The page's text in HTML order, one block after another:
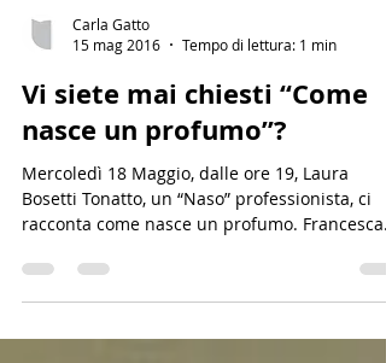
Carla Gatto
Vi siete mai chiesti “Come
nasce un profumo”?
Mercoledì 18 Maggio, dalle ore 19, Laura
Bosetti Tonatto, un “Naso” professionista, ci